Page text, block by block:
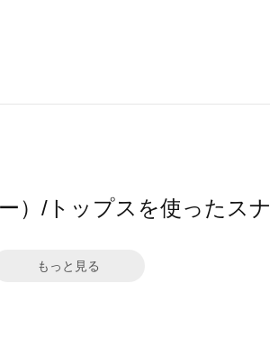
）/トップスを使ったス
もっと見る